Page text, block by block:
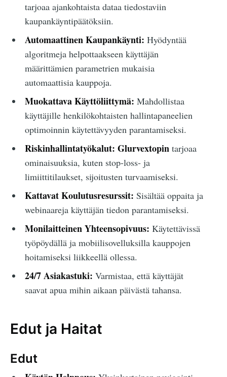
tarjoaa ajankohtaista dataa tiedostaviin
kaupankäyntipäätöksiin.
Automaattinen Kaupankäynti: Hyödyntää
algoritmeja helpottaakseen käyttäjän
määrittämien parametrien mukaisia
automaattisia kauppoja.
Muokattava Käyttöliittymä: Mahdollistaa
käyttäjille henkilökohtaisten hallintapaneelien
optimoinnin käytettävyyden parantamiseksi.
Riskinhallintatyökalut: Glurvextopintarjoaa
ominaisuuksia, kuten stop-loss- ja
limiittitilaukset, sijoitusten turvaamiseksi.
Kattavat Koulutusresurssit: Sisältää oppaita ja
webinaareja käyttäjän tiedon parantamiseksi.
Monilaitteinen Yhteensopivuus: Käytettävissä
työpöydällä ja mobiilisovelluksilla kauppojen
hoitamiseksi liikkeellä ollessa.
24/7 Asiakastuki: Varmistaa, että käyttäjät
saavat apua mihin aikaan päivästä tahansa.
Edut ja Haitat
Edut